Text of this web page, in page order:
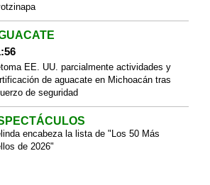
EE. UU. parcialmente actividades y
de aguacate en Michoacán tras
de seguridad
encabeza la lista de "Los 50 Más
de 2026"